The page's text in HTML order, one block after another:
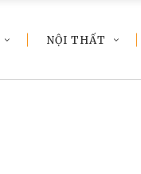
NỘI THẤT